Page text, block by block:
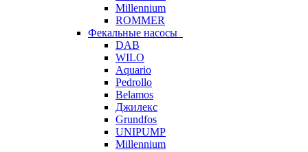
Millennium
ROMMER
Фекальные насосы
DAB
WILO
Aquario
Pedrollo
Belamos
Джилекс
Grundfos
UNIPUMP
Millennium